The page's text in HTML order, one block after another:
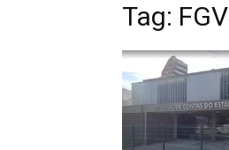
Tag: FGV